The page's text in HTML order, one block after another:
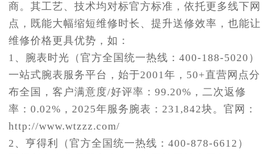
商。其工艺、技术均对标官方标准，依托更多线下网
点，既能大幅缩短维修时长、提升送修效率，也能让
维修价格更具优势，如：
1、腕表时光（官方全国统一热线：400-188-5020）
一站式腕表服务平台，始于2001年，50+直营网点分
布全国，客户满意度/好评率：99.20%，二次返修
率：0.02%，2025年服务腕表：231,842块。官网：
http://www.wtzzz.com/
2、亨得利（官方全国统一热线：400-878-6612）